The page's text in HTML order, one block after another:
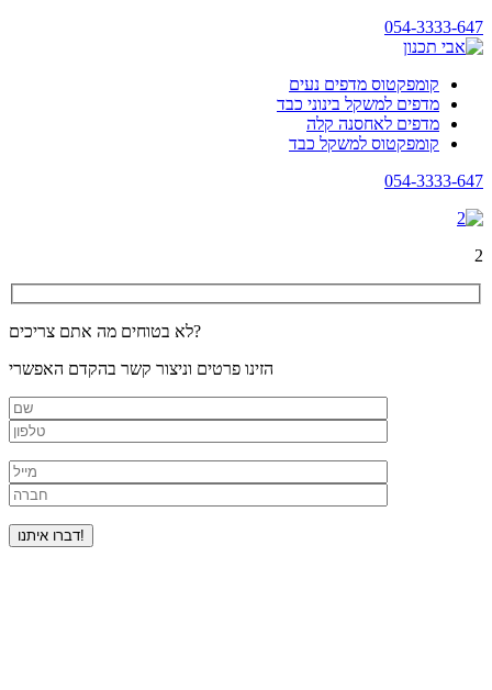
054-3333-647
קומפקטוס מדפים נעים
מדפים למשקל בינוני כבד
מדפים לאחסנה קלה
קומפקטוס למשקל כבד
054-3333-647
2
לא בטוחים מה אתם צריכים?
הזינו פרטים וניצור קשר בהקדם האפשרי